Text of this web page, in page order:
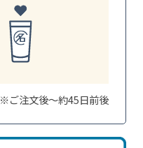
※ご注文後～約45日前後